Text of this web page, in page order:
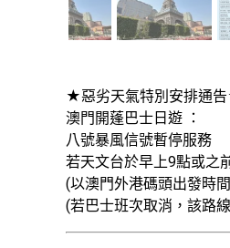
★惡劣天氣特別安排通
澳門開蓬巴士日遊 ：
八號暴風信號暫停服務
若天文台於早上9點或之
(以澳門外港碼頭出發時
(若巴士班次取消，該路